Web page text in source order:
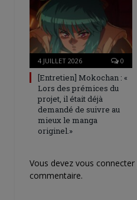
4 JUILLET 2026 0
[Entretien] Mokochan : «
Lors des prémices du
projet, il était déjà
demandé de suivre au
mieux le manga
originel.»
Vous devez vous connecter
commentaire.